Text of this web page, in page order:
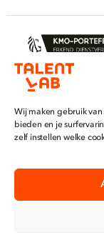
Wij maken gebruik
bieden en je
zelf instellen welke
Algemene
Privacybeleid